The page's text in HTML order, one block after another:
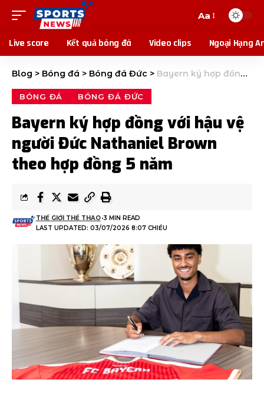
Aa
Live score Kết quả bóng đá Video clips Ngoại Hạng
Blog > Bóng đá > Bóng đá Đức > Bayern ký hợp đồng với hậu vệ người Đức Nathaniel Brown theo hợp đồng 5 năm
BÓNG ĐÁ BÓNG ĐÁ ĐỨC
Bayern ký hợp đồng với hậu vệ
người Đức Nathaniel Brown
theo hợp đồng 5 năm
LAST UPDATED: 03/07/2026 8:07 CHIỀU
THẾ GIỚI THỂ THAO 3 MIN READ